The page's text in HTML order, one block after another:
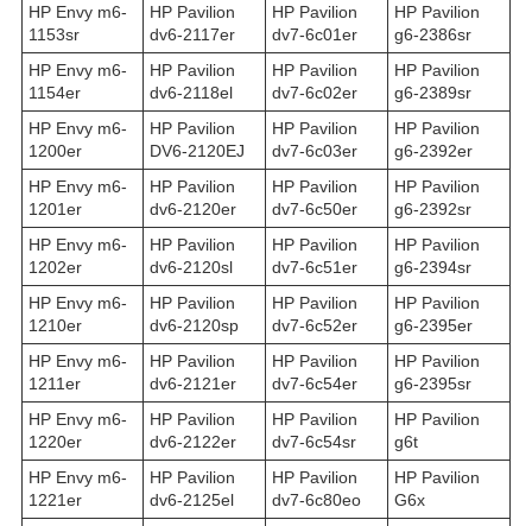
HP Envy m6-
1153sr
HP Pavilion
dv6-2117er
HP Pavilion
dv7-6c01er
HP Pavilion
g6-2386sr
HP Envy m6-
1154er
HP Pavilion
dv6-2118el
HP Pavilion
dv7-6c02er
HP Pavilion
g6-2389sr
HP Envy m6-
1200er
HP Pavilion
DV6-2120EJ
HP Pavilion
dv7-6c03er
HP Pavilion
g6-2392er
HP Envy m6-
1201er
HP Pavilion
dv6-2120er
HP Pavilion
dv7-6c50er
HP Pavilion
g6-2392sr
HP Envy m6-
1202er
HP Pavilion
dv6-2120sl
HP Pavilion
dv7-6c51er
HP Pavilion
g6-2394sr
HP Envy m6-
1210er
HP Pavilion
dv6-2120sp
HP Pavilion
dv7-6c52er
HP Pavilion
g6-2395er
HP Envy m6-
1211er
HP Pavilion
dv6-2121er
HP Pavilion
dv7-6c54er
HP Pavilion
g6-2395sr
HP Envy m6-
1220er
HP Pavilion
dv6-2122er
HP Pavilion
dv7-6c54sr
HP Pavilion
g6t
HP Envy m6-
1221er
HP Pavilion
dv6-2125el
HP Pavilion
dv7-6c80eo
HP Pavilion
G6x